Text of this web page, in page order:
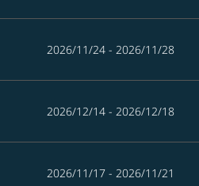
2026/11/24 - 2026/11/28
2026/12/14 - 2026/12/18
2026/11/17 - 2026/11/21